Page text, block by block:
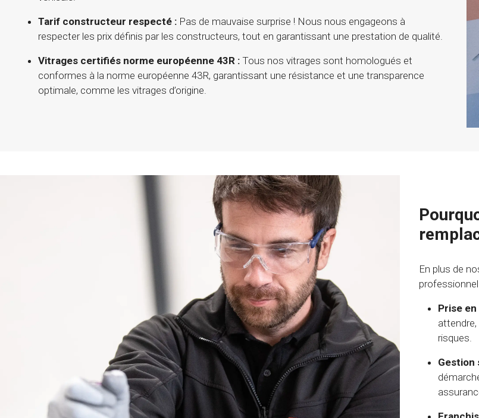
Tarif constructeur respecté : Pas de mauvaise surprise ! Nous nous engageons à
respecter les prix définis par les constructeurs, tout en garantissant une prestation de qualité.
Vitrages certifiés norme européenne 43R : Tous nos vitrages sont homologués et
conformes à la norme européenne 43R, garantissant une résistance et une transparence
optimale, comme les vitrages d’origine.
En plus de
Prise
risques.
Gestion